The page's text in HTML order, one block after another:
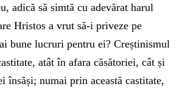
adică să simtă cu adevărat harul
Hristos a vrut să-i priveze pe
bune lucruri pentru ei? Creștinismul
atât în ​​afara căsătoriei, cât și
însăși; numai prin această castitate,